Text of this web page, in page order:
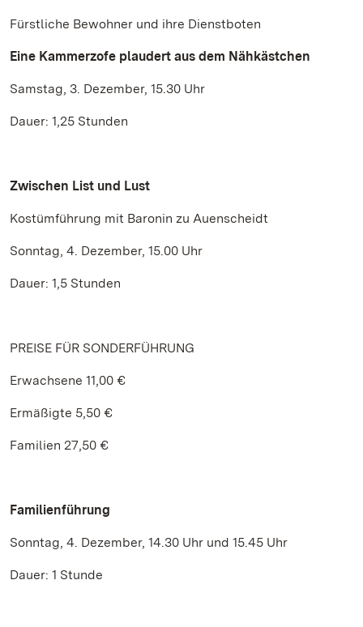
Fürstliche Bewohner und ihre Dienstboten
Eine Kammerzofe plaudert aus dem Nähkästchen
Samstag, 3. Dezember, 15.30 Uhr
Dauer: 1,25 Stunden
Zwischen List und Lust
Kostümführung mit Baronin zu Auenscheidt
Sonntag, 4. Dezember, 15.00 Uhr
Dauer: 1,5 Stunden
PREISE FÜR SONDERFÜHRUNG
Erwachsene 11,00 €
Ermäßigte 5,50 €
Familien 27,50 €
Familienführung
Sonntag, 4. Dezember, 14.30 Uhr und 15.45 Uhr
Dauer: 1 Stunde